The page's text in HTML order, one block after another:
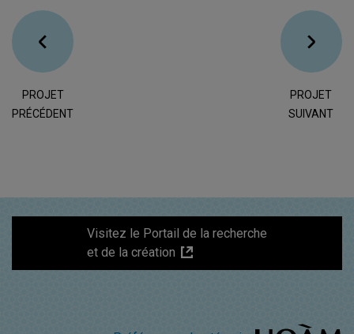
PROJET
PRÉCÉDENT
PROJET
SUIVANT
Visitez le Portail de la recherche
et de la création